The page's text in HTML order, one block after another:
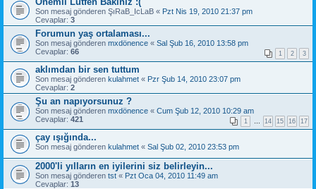
Son mesaj gönderen ŞıRaB_IcLaB « Pzt Nis 19, 2010 21:37 pm
Cevaplar: 3
Forumun yaş ortalaması...
Son mesaj gönderen mxdönence « Sal Şub 16, 2010 13:58 pm
Cevaplar: 66 1 2 3
aklımdan bir sen tuttum
Son mesaj gönderen kulahmet « Pzr Şub 14, 2010 23:07 pm
Cevaplar: 2
Şu an napıyorsunuz ?
Son mesaj gönderen mxdönence « Cum Şub 12, 2010 10:29 am
Cevaplar: 421 1 14 15 16 17
çay ışığında...
Son mesaj gönderen kulahmet « Sal Şub 02, 2010 23:53 pm
2000'li yılların en iyilerini siz belirleyin...
Son mesaj gönderen tst « Pzt Oca 04, 2010 11:49 am
Cevaplar: 13